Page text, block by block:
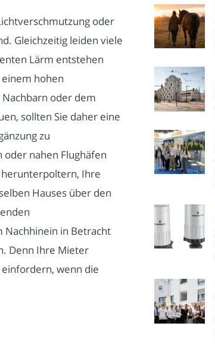
oder
Gleichzeitig leiden viele
Lärm entstehen
hohen
oder dem
sollten Sie daher eine
zu
nahen Flughäfen
Ihre
Hauses über den
Nachhinein in Betracht
Denn Ihre Mieter
einfordern, wenn die